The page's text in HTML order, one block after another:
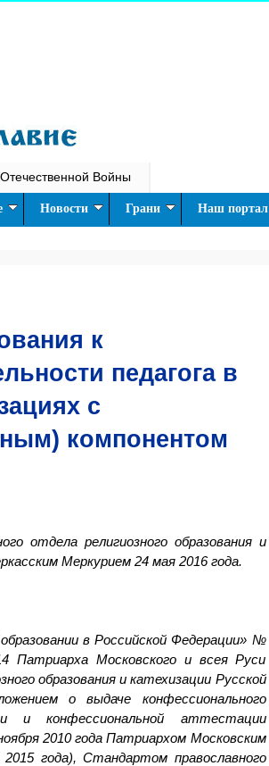
Войны
Новости Грани Наш портал
к
педагога в
с
компонентом
отдела религиозного образования и
Меркурием 24 мая 2016 года.
в Российской Федерации» №
Патриарха Московского и всея Руси
образования и катехизации Русской
о выдаче конфессионального
и конфессиональной аттестации
2010 года Патриархом Московским
года), Стандартом православного